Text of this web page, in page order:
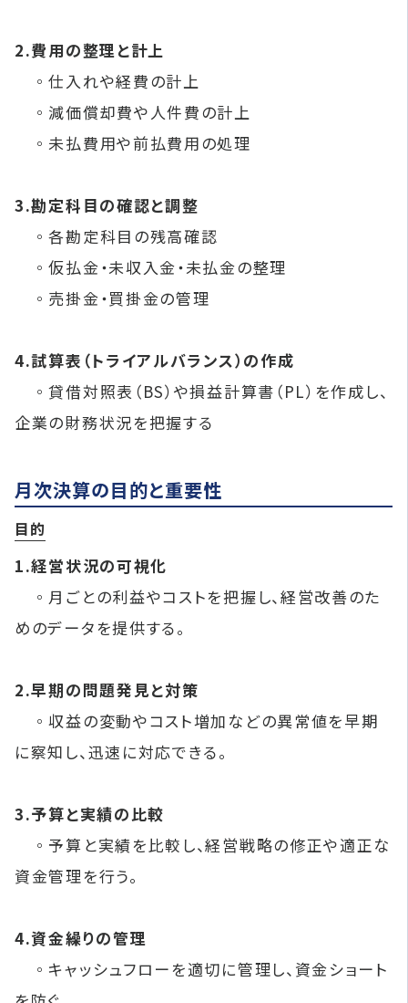
2.費用の整理と計上
◦仕入れや経費の計上
◦減価償却費や人件費の計上
◦未払費用や前払費用の処理
3.勘定科目の確認と調整
◦各勘定科目の残高確認
◦仮払金・未収入金・未払金の整理
◦売掛金・買掛金の管理
4.試算表（トライアルバランス）の作成
◦貸借対照表（BS）や損益計算書（PL）を作成し、
企業の財務状況を把握する
月次決算の目的と重要性
目的
1.経営状況の可視化
◦月ごとの利益やコストを把握し、経営改善のた
めのデータを提供する。
2.早期の問題発見と対策
◦収益の変動やコスト増加などの異常値を早期
に察知し、迅速に対応できる。
3.予算と実績の比較
◦予算と実績を比較し、経営戦略の修正や適正な
資金管理を行う。
4.資金繰りの管理
◦キャッシュフローを適切に管理し、資金ショート